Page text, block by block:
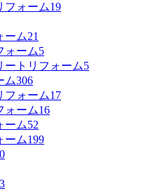
フォーム19
ーム21
ォーム5
ートリフォーム5
ム306
フォーム17
ォーム16
ーム52
ーム199